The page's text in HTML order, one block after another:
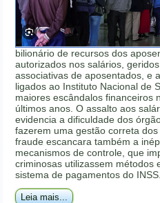
bilionário de recursos dos
autorizados nos salários,
associativas de aposentados, e
ligados ao Instituto Nacional de
maiores escândalos financeiros
últimos anos. O assalto aos
evidencia a dificuldade dos
fazerem uma gestão correta
fraude escancara também a
mecanismos de controle, que
criminosas utilizassem métodos
sistema de pagamentos do INSS.
Leia mais...